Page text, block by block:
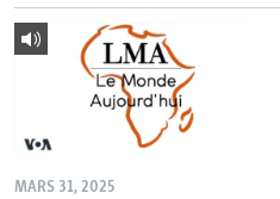
MARS 31, 2025